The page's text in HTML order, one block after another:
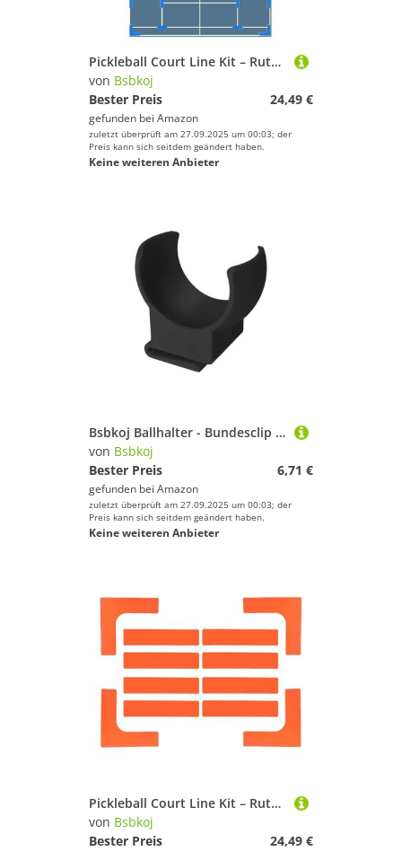
Pickleball Court Line Kit – Rutschfeste, windabweisende Wurfmarker für Sporttraining mit einfacher Einrichtung, Tennis- und Pickleball-Übungszubehör, Outdoor-Hinterhof-Spiele
von Bsbkoj
Bester Preis
24,49 €
gefunden bei Amazon
zuletzt überprüft am 27.09.2025 um 00:03; der
Preis kann sich seitdem geändert haben.
Keine weiteren Anbieter
Bsbkoj Ballhalter - Bundesclip -Klemme Für Einfache Lagerung, Training Im Freien Mit Freisprechfunktion, Sportgeräteorganisator Für Das, Leichtes Material
von Bsbkoj
Bester Preis
6,71 €
gefunden bei Amazon
zuletzt überprüft am 27.09.2025 um 00:03; der
Preis kann sich seitdem geändert haben.
Keine weiteren Anbieter
Pickleball Court Line Kit – Rutschfeste, windabweisende Wurfmarker für Sporttraining mit einfacher Einrichtung, Tennis- und Pickleball-Übungszubehör, Outdoor-Hinterhof-Spiele
von Bsbkoj
Bester Preis
24,49 €